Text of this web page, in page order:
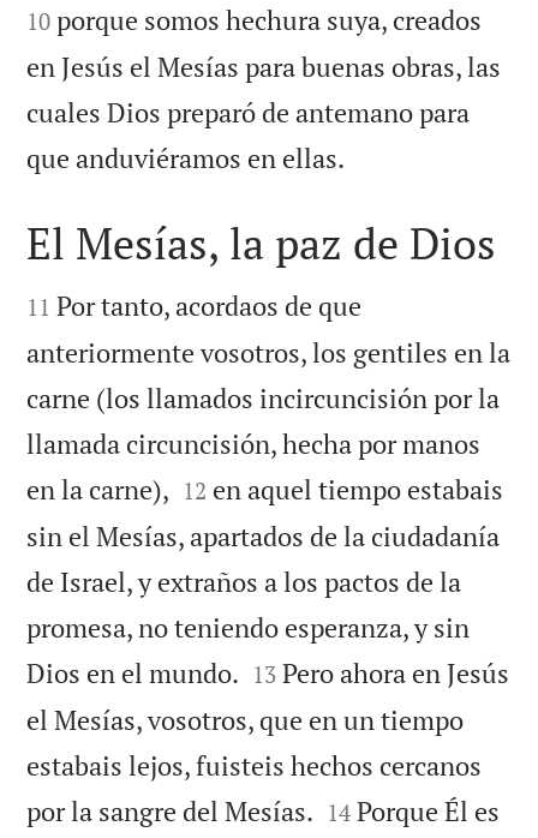
10 porque somos hechura suya, creados
en Jesús el Mesías para buenas obras, las
cuales Dios preparó de antemano para
que anduviéramos en ellas.

El Mesías, la paz de Dios

11 Por tanto, acordaos de que
anteriormente vosotros, los gentiles en la
carne (los llamados incircuncisión por la
llamada circuncisión, hecha por manos
en la carne), 

12 en aquel tiempo estabais
sin el Mesías, apartados de la ciudadanía
de Israel, y extraños a los pactos de la
promesa, no teniendo esperanza, y sin
Dios en el mundo. 

13 Pero ahora en Jesús
el Mesías, vosotros, que en un tiempo
estabais lejos, fuisteis hechos cercanos
por la sangre del Mesías. 

14 Porque Él es